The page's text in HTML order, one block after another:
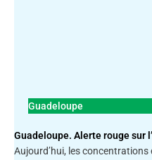
Guadeloupe
Guadeloupe. Alerte rouge sur
Aujourd’hui, les